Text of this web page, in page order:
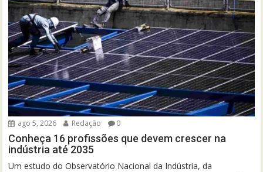
ago 5, 2026 Redação 0
Conheça 16 profissões que devem crescer na
indústria até 2035
Um estudo do Observatório Nacional da Indústria, da